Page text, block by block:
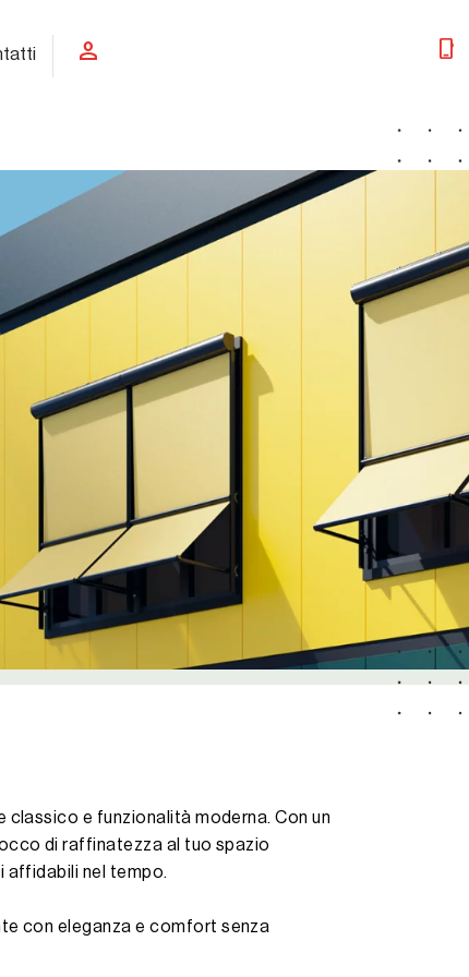
phone_iphone
person
e funzionalità moderna. Con un
di raffinatezza al tuo spazio
affidabili nel tempo.
con eleganza e comfort senza